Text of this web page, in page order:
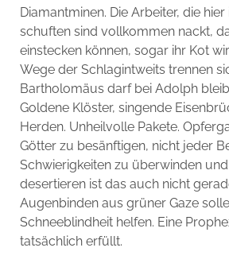
Diamantminen. Die Arbeiter, die
schuften sind vollkommen nackt,
einstecken können, sogar ihr Kot
Wege der Schlagintweits trennen
Bartholomäus darf bei Adolph
Goldene Klöster, singende
Herden. Unheilvolle Pakete.
Götter zu besänftigen, nicht jeder
Schwierigkeiten zu überwinden
desertieren ist das auch nicht
Augenbinden aus grüner Gaze
Schneeblindheit helfen. Eine
tatsächlich erfüllt.